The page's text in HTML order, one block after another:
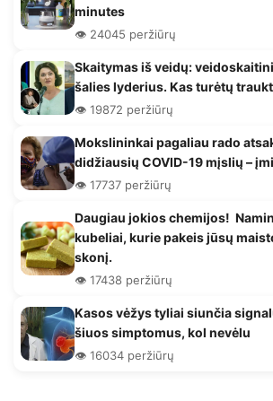
minutes
👁️ 24045 peržiūrų
Skaitymas iš veidų:
šalies lyderius. Kas turėtų
👁️ 19872 peržiūrų
Mokslininkai pagaliau rado
didžiausių COVID-19 mįslių –
👁️ 17737 peržiūrų
Daugiau jokios chemijos!
kubeliai, kurie pakeis jūsų
skonį.
👁️ 17438 peržiūrų
Kasos vėžys tyliai siunčia
šiuos simptomus, kol nevėlu
👁️ 16034 peržiūrų